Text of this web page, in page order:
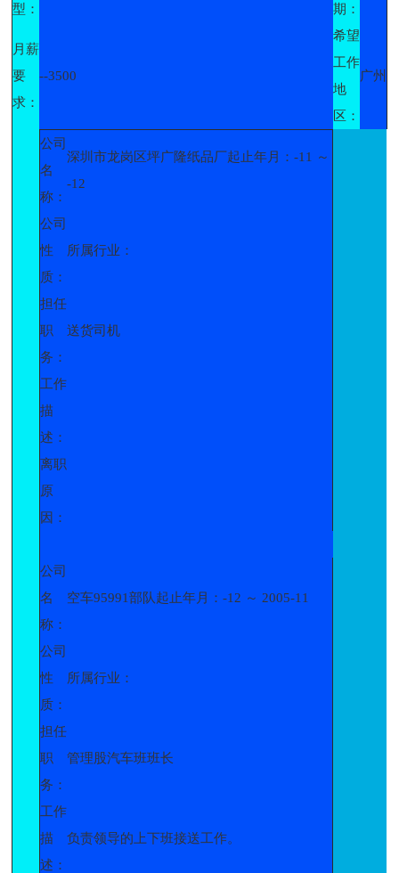
型：
期：
月薪
要
求：
--3500
希望
工作
地
区：
广州
公司
名
称：
深圳市龙岗区坪广隆纸品厂起止年月：-11 ～
-12
公司
性
质：
所属行业：
担任
职
务：
送货司机
工作
描
述：
离职
原
因：
公司
名
称：
空车95991部队起止年月：-12 ～ 2005-11
公司
性
质：
所属行业：
担任
职
务：
管理股汽车班班长
工作
描
述：
负责领导的上下班接送工作。